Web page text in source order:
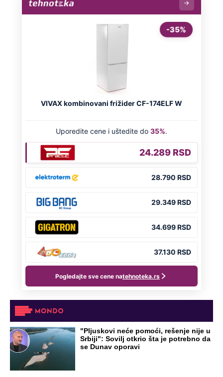
"Pljuskovi neće pomoći, rešenje nije u
Srbiji": Sovilj otkrio šta je potrebno da
se Dunav oporavi